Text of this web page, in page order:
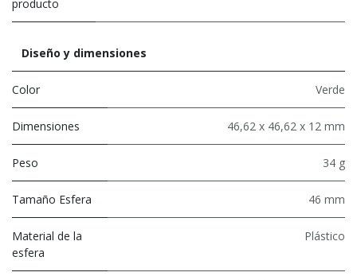
producto
Diseño y dimensiones
Color Verde
Dimensiones 46,62 x 46,62 x 12 mm
Peso 34 g
Tamaño Esfera 46 mm
Material de la
esfera
Plástico